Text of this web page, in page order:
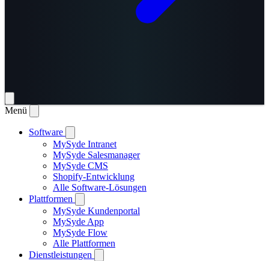
Menü
Software
MySyde Intranet
MySyde Salesmanager
MySyde CMS
Shopify-Entwicklung
Alle Software-Lösungen
Plattformen
MySyde Kundenportal
MySyde App
MySyde Flow
Alle Plattformen
Dienstleistungen